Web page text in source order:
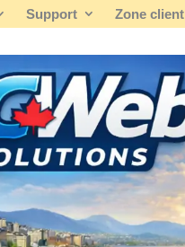
Support Zone client